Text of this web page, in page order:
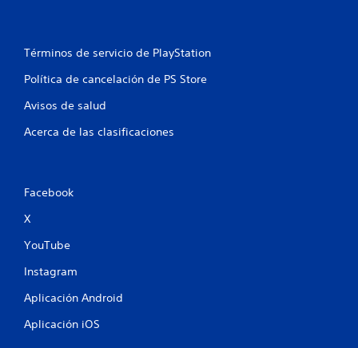
Términos de servicio de PlayStation
Política de cancelación de PS Store
Avisos de salud
Acerca de las clasificaciones
Facebook
X
YouTube
Instagram
Aplicación Android
Aplicación iOS